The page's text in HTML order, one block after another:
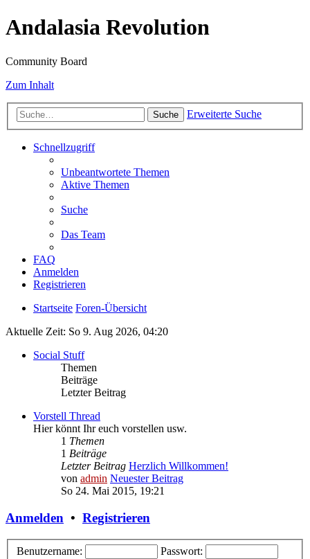
Andalasia Revolution
Community Board
Zum Inhalt
Suche Erweiterte Suche
Schnellzugriff
Unbeantwortete Themen
Aktive Themen
Suche
Das Team
FAQ
Anmelden
Registrieren
Startseite Foren-Übersicht
Aktuelle Zeit: So 9. Aug 2026, 04:20
Social Stuff
Themen
Beiträge
Letzter Beitrag
Vorstell Thread
Hier könnt Ihr euch vorstellen usw.
1 Themen
1 Beiträge
Letzter Beitrag Herzlich Willkommen!
von admin Neuester Beitrag
So 24. Mai 2015, 19:21
Anmelden • Registrieren
Benutzername:
Passwort: